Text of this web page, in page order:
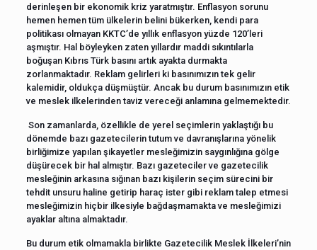
derinleşen bir ekonomik kriz yaratmıştır. Enflasyon sorunu
hemen hemen tüm ülkelerin belini bükerken, kendi para
politikası olmayan KKTC’de yıllık enflasyon yüzde 120’leri
aşmıştır. Hal böyleyken zaten yıllardır maddi sıkıntılarla
boğuşan Kıbrıs Türk basını artık ayakta durmakta
zorlanmaktadır. Reklam gelirleri ki basınımızın tek gelir
kalemidir, oldukça düşmüştür. Ancak bu durum basınımızın etik
ve meslek ilkelerinden taviz vereceği anlamına gelmemektedir.
Son zamanlarda, özellikle de yerel seçimlerin yaklaştığı bu
dönemde bazı gazetecilerin tutum ve davranışlarına yönelik
birliğimize yapılan şikayetler mesleğimizin saygınlığına gölge
düşürecek bir hal almıştır. Bazı gazeteciler ve gazetecilik
mesleğinin arkasına sığınan bazı kişilerin seçim sürecini bir
tehdit unsuru haline getirip haraç ister gibi reklam talep etmesi
mesleğimizin hiçbir ilkesiyle bağdaşmamakta ve mesleğimizi
ayaklar altına almaktadır.
Bu durum etik olmamakla birlikte Gazetecilik Meslek İlkeleri’nin